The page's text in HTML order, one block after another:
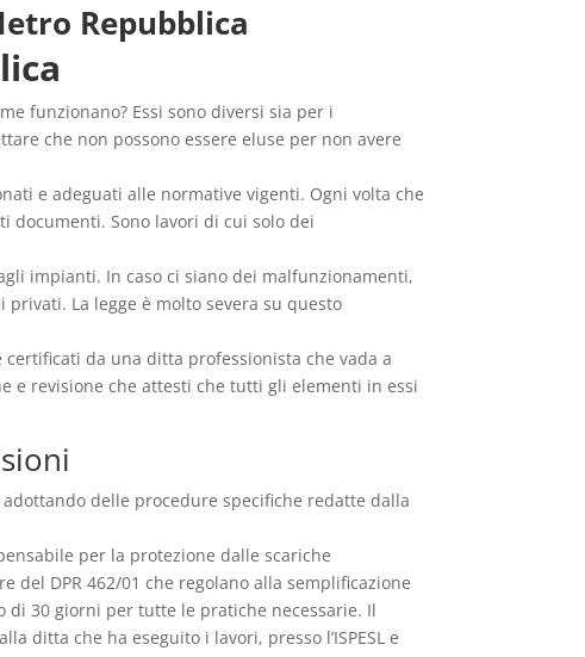
Repubblica
funzionano? Essi sono diversi sia per i
che non possono essere eluse per non avere
e adeguati alle normative vigenti. Ogni volta che
documenti. Sono lavori di cui solo dei
impianti. In caso ci siano dei malfunzionamenti,
La legge è molto severa su questo
da una ditta professionista che vada a
e revisione che attesti che tutti gli elementi in essi
delle procedure specifiche redatte dalla
per la protezione dalle scariche
del DPR 462/01 che regolano alla semplificazione
30 giorni per tutte le pratiche necessarie. Il
che ha eseguito i lavori, presso l’ISPESL e